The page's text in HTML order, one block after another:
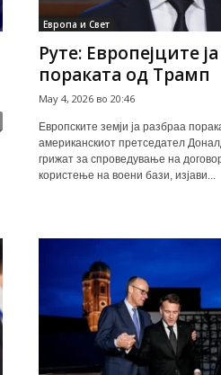
Европа и Свет
Руте: Европејците
пораката од Трамп
May 4, 2026 во 20:46
Европските земји ја разбраа
американскиот претседател
грижат за спроведување на
користење на воени бази, изјави...